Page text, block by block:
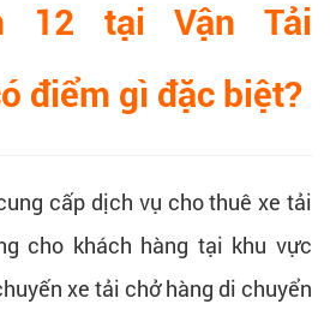
12 tại Vận Tải
điểm gì đặc biệt?
cấp dịch vụ cho thuê xe tải
cho khách hàng tại khu vực
xe tải chở hàng di chuyển